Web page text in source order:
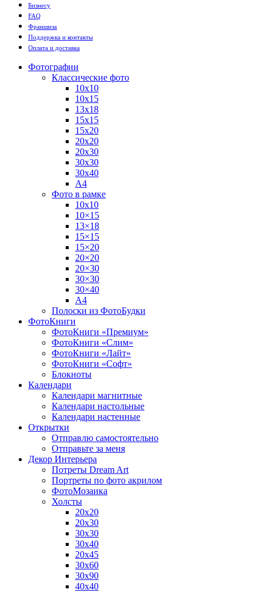
Бизнесу
FAQ
Франшиза
Поддержка и контакты
Оплата и доставка
Фотографии
Классические фото
10х10
10х15
13х18
15х15
15х20
20х20
20х30
30х30
30х40
А4
Фото в рамке
10х10
10×15
13×18
15×15
15×20
20×20
20×30
30×30
30×40
A4
Полоски из ФотоБудки
ФотоКниги
ФотоКниги «Премиум»
ФотоКниги «Слим»
ФотоКниги «Лайт»
ФотоКниги «Софт»
Блокноты
Календари
Календари магнитные
Календари настольные
Календари настенные
Открытки
Отправлю самостоятельно
Отправьте за меня
Декор Интерьера
Потреты Dream Art
Портреты по фото акрилом
ФотоМозаика
Холсты
20х20
20х30
30х30
30х40
20х45
30х60
30х90
40х40